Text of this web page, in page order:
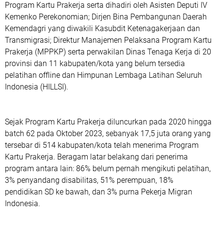
Program Kartu Prakerja serta dihadiri oleh Asisten Deputi IV
Kemenko Perekonomian; Dirjen Bina Pembangunan Daerah
Kemendagri yang diwakili Kasubdit Ketenagakerjaan dan
Transmigrasi; Direktur Manajemen Pelaksana Program Kartu
Prakerja (MPPKP) serta perwakilan Dinas Tenaga Kerja di 20
provinsi dan 11 kabupaten/kota yang belum tersedia
pelatihan offline dan Himpunan Lembaga Latihan Seluruh
Indonesia (HILLSI).
Sejak Program Kartu Prakerja diluncurkan pada 2020 hingga
batch 62 pada Oktober 2023, sebanyak 17,5 juta orang yang
tersebar di 514 kabupaten/kota telah menerima Program
Kartu Prakerja. Beragam latar belakang dari penerima
program antara lain: 86% belum pernah mengikuti pelatihan,
3% penyandang disabilitas, 51% perempuan, 18%
pendidikan SD ke bawah, dan 3% purna Pekerja Migran
Indonesia.